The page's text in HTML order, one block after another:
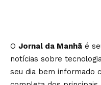
O Jornal da Manhã é
notícias sobre
seu dia bem informado